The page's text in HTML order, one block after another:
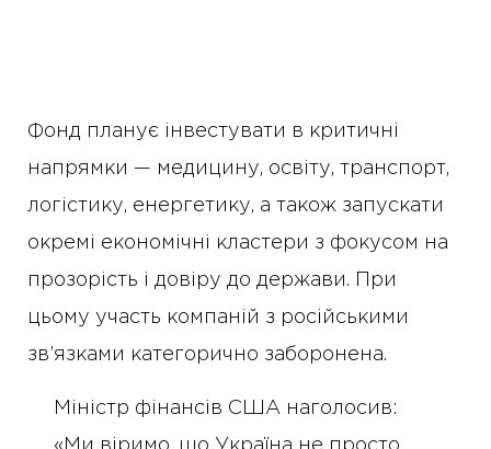
Фонд планує інвестувати в критичні
напрямки — медицину, освіту, транспорт,
логістику, енергетику, а також запускати
окремі економічні кластери з фокусом на
прозорість і довіру до держави. При
цьому участь компаній з російськими
зв’язками категорично заборонена.
Міністр фінансів США наголосив: